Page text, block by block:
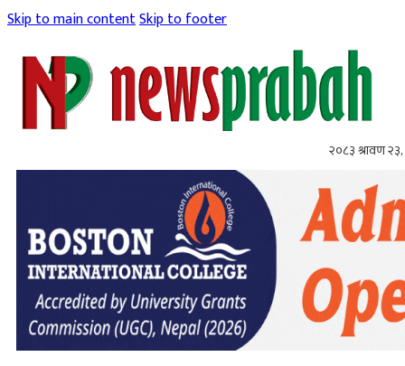
Skip to main contentSkip to footer
२०८३ श्रावण २३,